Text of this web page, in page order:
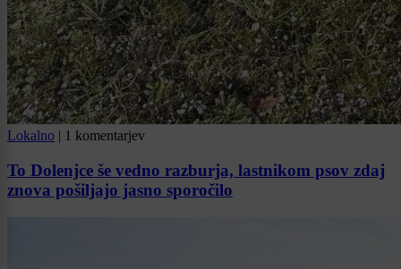
Lokalno 1 komentarjev
To Dolenjce še vedno razburja, lastnikom psov zdaj
znova pošiljajo jasno sporočilo